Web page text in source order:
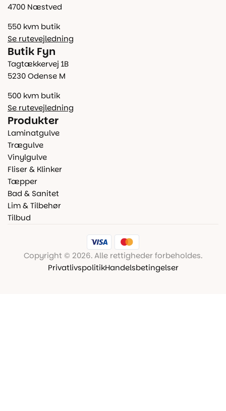
4700 Næstved
550 kvm butik
Se rutevejledning
Butik Fyn
Tagtækkervej 1B
5230 Odense M
500 kvm butik
Se rutevejledning
Produkter
Laminatgulve
Trægulve
Vinylgulve
Fliser & Klinker
Tæpper
Bad & Sanitet
Lim & Tilbehør
Tilbud
Copyright © 2026. Alle rettigheder forbeholdes.
PrivatlivspolitikHandelsbetingelser